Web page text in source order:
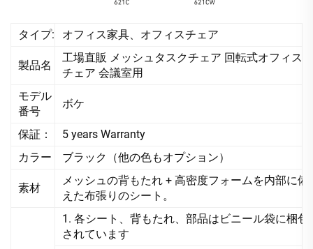
タイプ: オフィス家具、オフィスチェア
製品名
工場直販 メッシュタスクチェア 回転式オフィス
チェア 会議室用
モデル
番号
ボケ
保証：
5 years Warranty
カラー
ブラック（他の色もオプション）
素材
メッシュの背もたれ + 高密度フォームを内部に備
えた布張りのシート。
1. 各シート、背もたれ、部品はビニール袋に梱包
されています